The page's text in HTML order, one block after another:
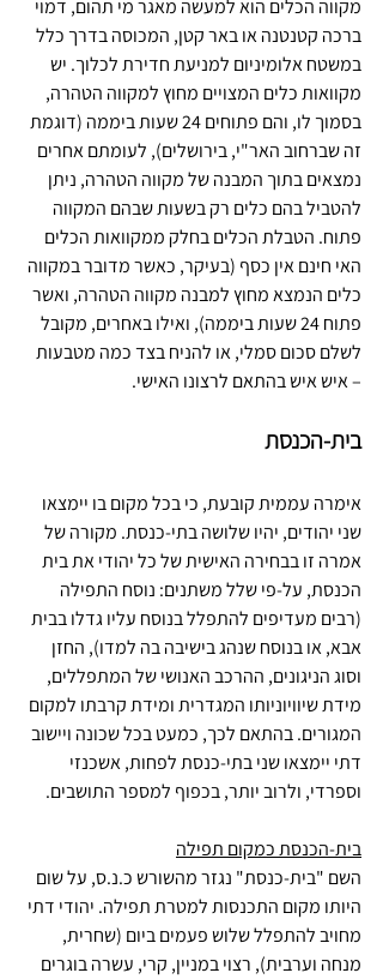
מקווה הכלים הוא למעשה מאגר מי תהום, דמוי
ברכה קטנטנה או באר קטן, המכוסה בדרך כלל
במשטח אלומיניום למניעת חדירת לכלוך. יש
מקוואות כלים המצויים מחוץ למקווה הטהרה,
בסמוך לו, והם פתוחים 24 שעות ביממה (דוגמת
זה שברחוב האר"י, בירושלים), לעומתם אחרים
נמצאים בתוך המבנה של מקווה הטהרה, ניתן
להטביל בהם כלים רק בשעות שבהם המקווה
פתוח. הטבלת הכלים בחלק ממקוואות הכלים
האי חינם אין כסף (בעיקר, כאשר מדובר במקווה
כלים הנמצא מחוץ למבנה מקווה הטהרה, ואשר
פתוח 24 שעות ביממה), ואילו באחרים, מקובל
לשלם סכום סמלי, או להניח בצד כמה מטבעות
– איש איש בהתאם לרצונו האישי.
בית-הכנסת
אימרה עממית קובעת, כי בכל מקום בו יימצאו
שני יהודים, יהיו שלושה בתי-כנסת. מקורה של
אמרה זו בבחירה האישית של כל יהודי את בית
הכנסת, על-פי שלל משתנים: נוסח התפילה
(רבים מעדיפים להתפלל בנוסח עליו גדלו בבית
אבא, או בנוסח שנהג בישיבה בה למדו), החזן
וסוג הניגונים, ההרכב האנושי של המתפללים,
מידת שיוויוניותו המגדרית ומידת קרבתו למקום
המגורים. בהתאם לכך, כמעט בכל שכונה ויישוב
דתי יימצאו שני בתי-כנסת לפחות, אשכנזי
וספרדי, ולרוב יותר, בכפוף למספר התושבים.
בית-הכנסת כמקום תפילה
השם "בית-כנסת" נגזר מהשורש כ.נ.ס, על שום
היותו מקום התכנסות למטרת תפילה. יהודי דתי
מחויב להתפלל שלוש פעמים ביום (שחרית,
מנחה וערבית), רצוי במניין, קרי, עשרה בוגרים